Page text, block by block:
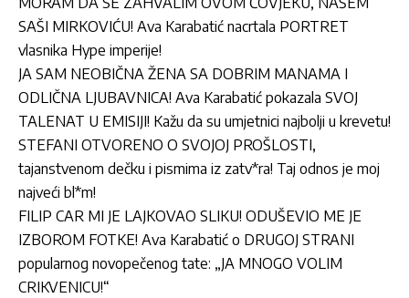
SAŠI MIRKOVIĆU! Ava Karabatić nacrtala PORTRET
vlasnika Hype imperije!
JA SAM NEOBIČNA ŽENA SA DOBRIM MANAMA I
ODLIČNA LJUBAVNICA! Ava Karabatić pokazala SVOJ
TALENAT U EMISIJI! Kažu da su umjetnici najbolji u krevetu!
STEFANI OTVORENO O SVOJOJ PROŠLOSTI,
tajanstvenom dečku i pismima iz zatv*ra! Taj odnos je moj
najveći bl*m!
FILIP CAR MI JE LAJKOVAO SLIKU! ODUŠEVIO ME JE
IZBOROM FOTKE! Ava Karabatić o DRUGOJ STRANI
popularnog novopečenog tate: „JA MNOGO VOLIM
CRIKVENICU!“